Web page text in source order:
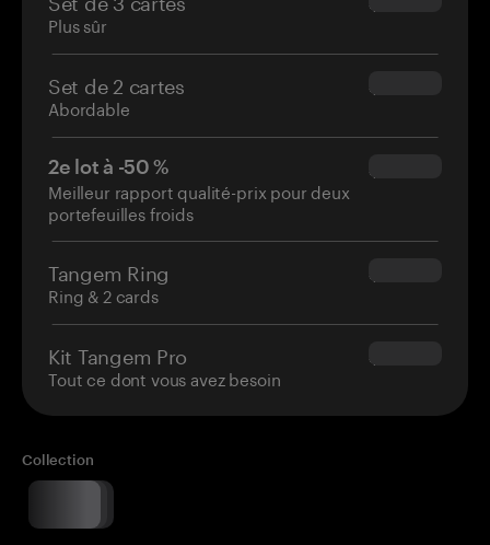
Plus sûr
Set de 2 cartes
Abordable
$54.90
2e lot à -50 %
Meilleur rapport qualité-prix pour deux
portefeuilles froids
$34.95
Tangem Ring
Ring & 2 cards
$160.00
Kit Tangem Pro
Tout ce dont vous avez besoin
$180.00
Collection